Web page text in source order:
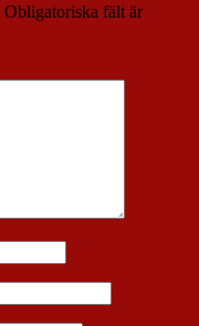
Obligatoriska fält är